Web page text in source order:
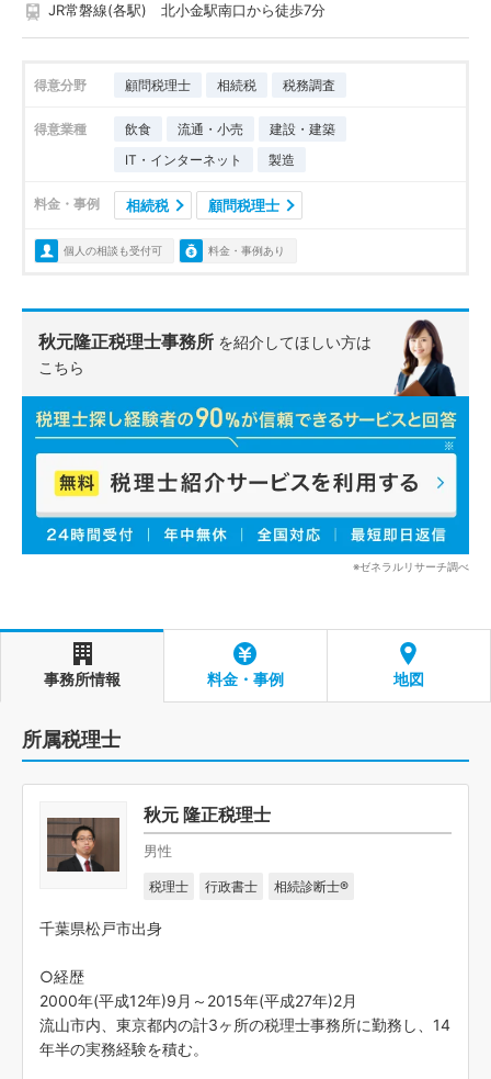
JR常磐線(各駅) 北小金駅南口から徒歩7分
得意分野 顧問税理士 相続税 税務調査
得意業種 飲食 流通・小売
建設・建築
IT・インターネット
製造
料金・事例 相続税 顧問税理士
個人の相談も受付可 料金・事例あり
秋元隆正税理士事務所 を紹介してほしい方は
こちら
※ゼネラルリサーチ調べ
事務所情報 料金・事例 地図
所属税理士
秋元 隆正税理士
男性
税理士 行政書士 相続診断士®
千葉県松戸市出身
○経歴
2000年(平成12年)9月～2015年(平成27年)2月
流山市内、東京都内の計3ヶ所の税理士事務所に勤務し、14
年半の実務経験を積む。